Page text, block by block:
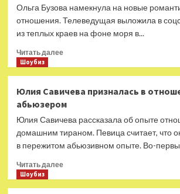
из
соцсетей
упоминания
об
Алле
Ольга Бузова намекнула на новые
отношения. Телеведущая выложила в
из теплых краев на фоне моря в...
Читать далееПрочитать
Бузова
выбирает
красивую
свадьбы
с
новым
Шоубиз
Юлия Савичева призналась в
абьюзером
Юлия Савичева рассказала об опыте
домашним тираном. Певица считает, что
в пережитом абьюзивном опыте. Во-
Читать далееПрочитать
Шоубиз